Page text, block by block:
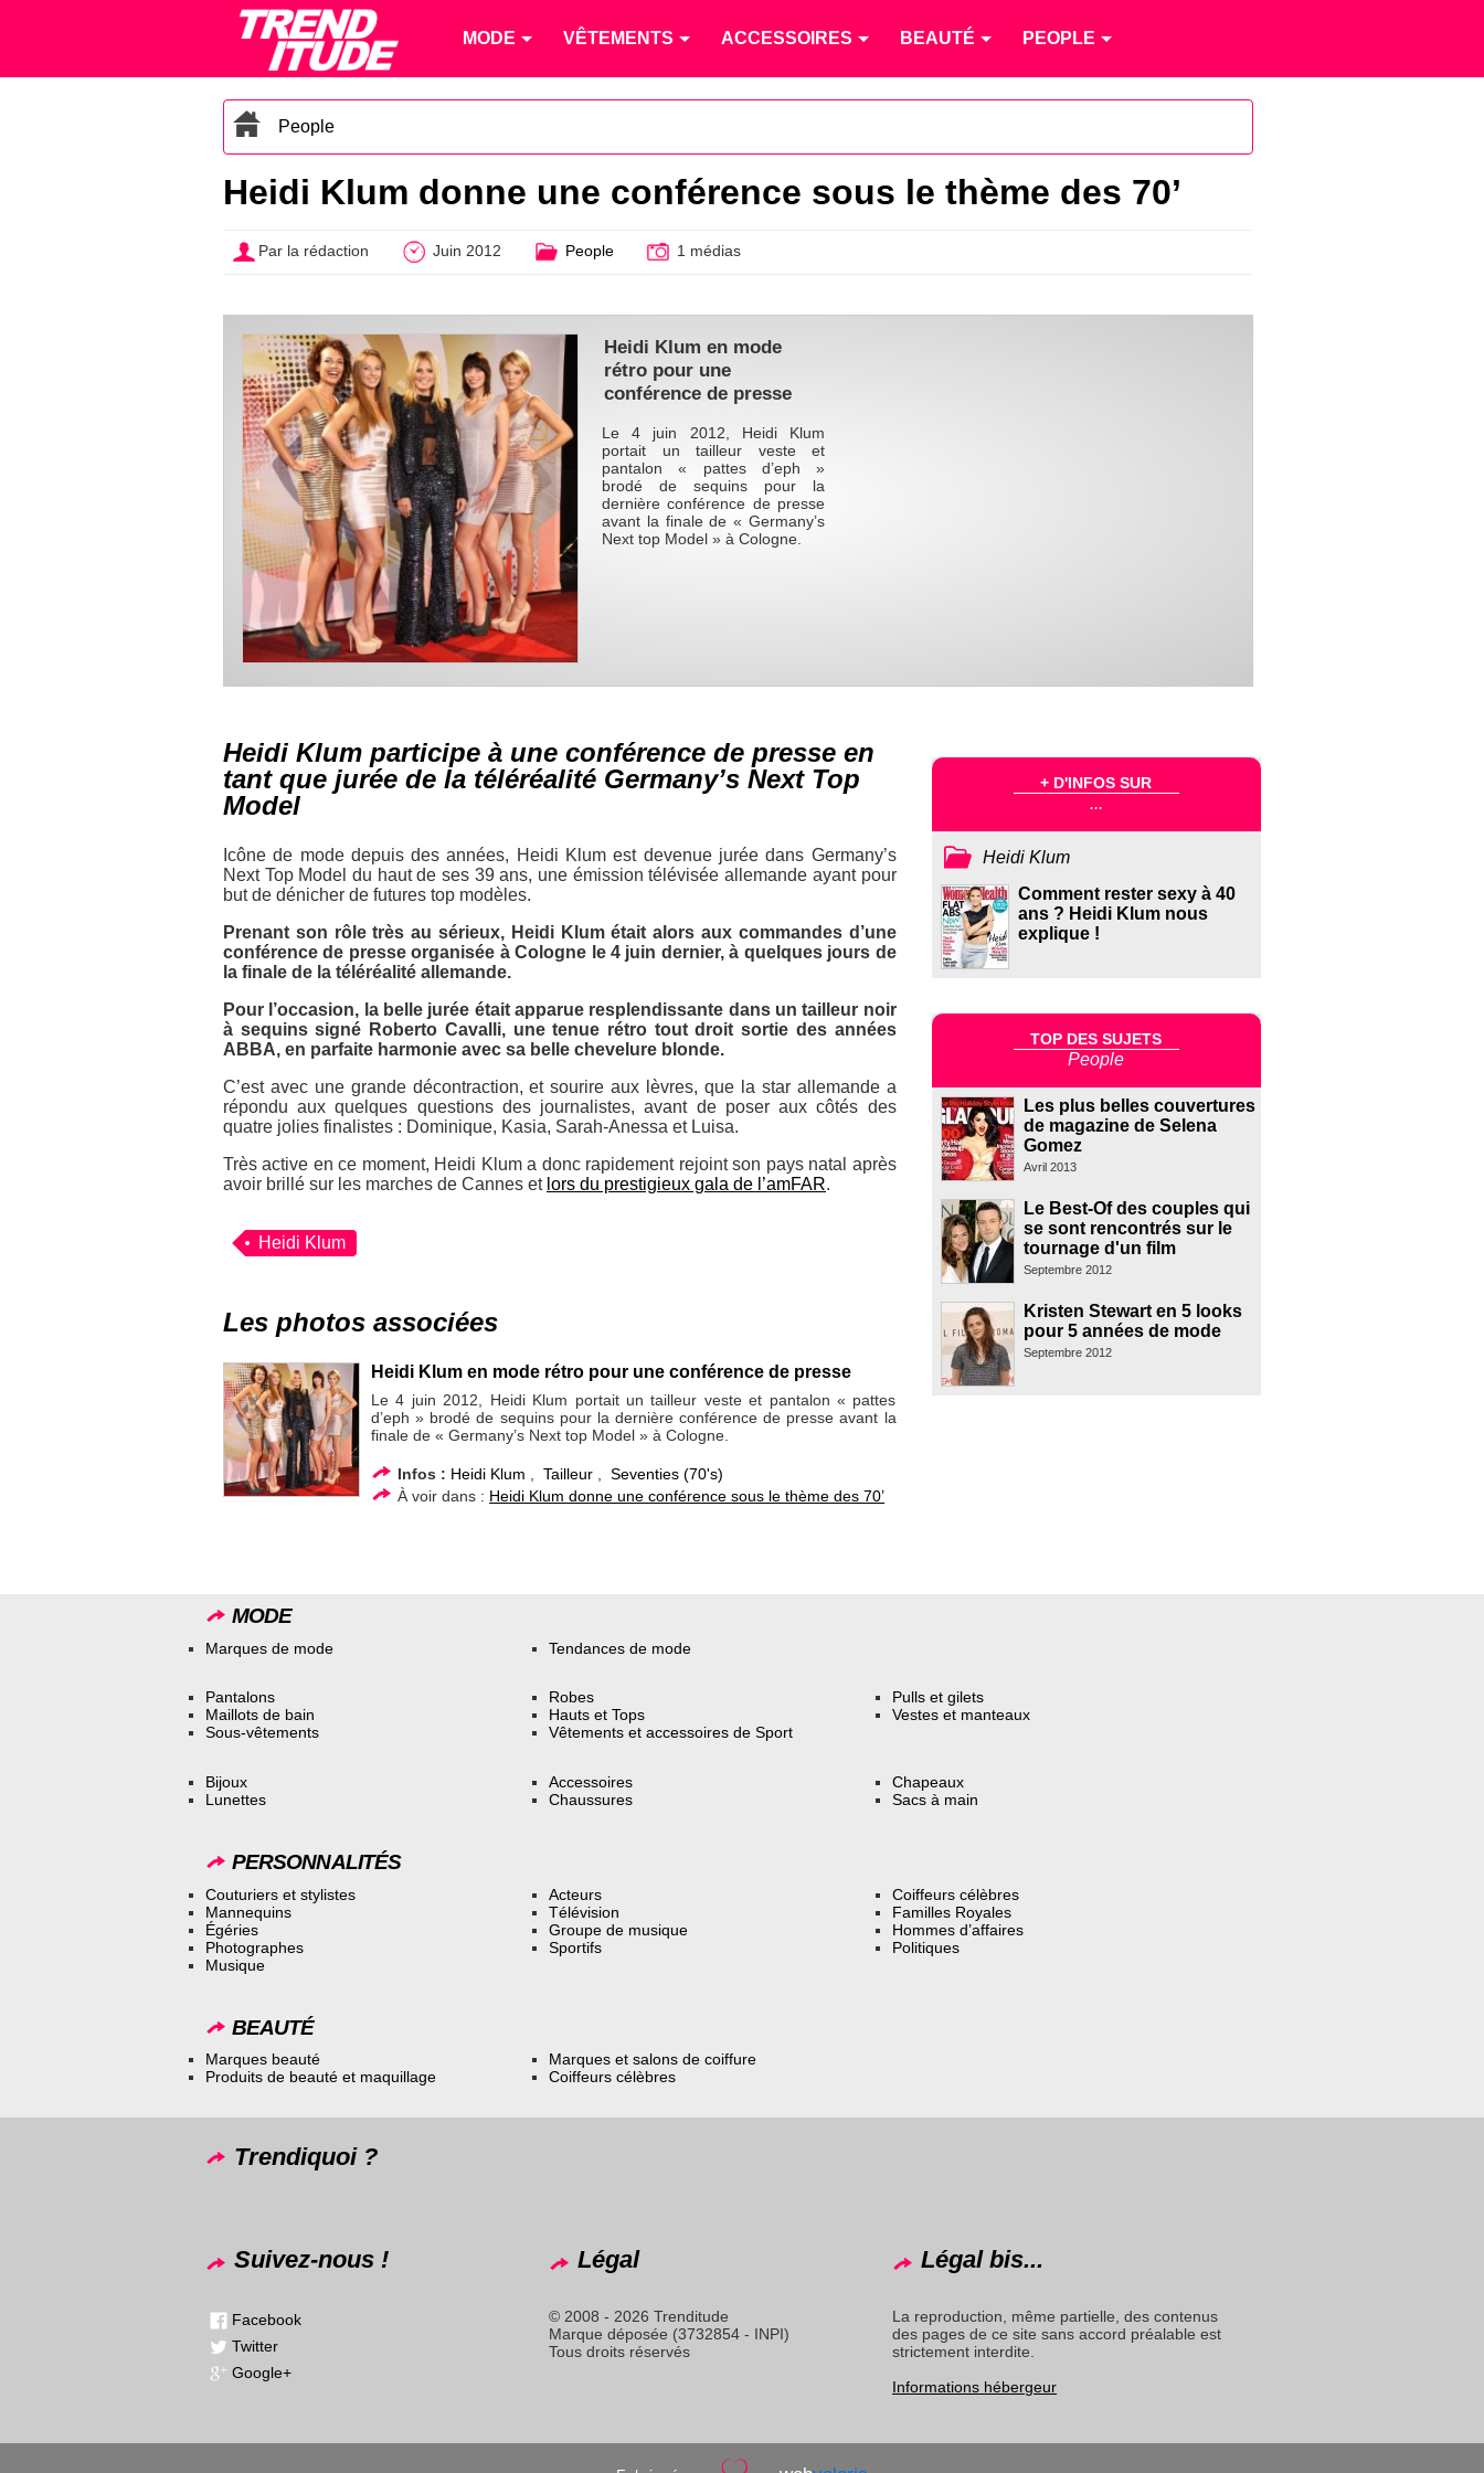
MODE VÊTEMENTS ACCESSOIRES BEAUTÉ PEOPLE
People
Heidi Klum donne une conférence sous le thème des 70’
Par la rédaction Juin 2012 People 1 médias
Heidi Klum en mode
rétro pour une
conférence de presse
Le 4 juin 2012, Heidi Klum
portait un tailleur veste et
pantalon « pattes d’eph »
brodé de sequins pour la
dernière conférence de presse
avant la finale de « Germany’s
Next top Model » à Cologne.
Heidi Klum participe à une conférence de presse en
tant que jurée de la téléréalité Germany’s Next Top
Model
Icône de mode depuis des années, Heidi Klum est devenue jurée dans Germany’s
Next Top Model du haut de ses 39 ans, une émission télévisée allemande ayant pour
but de dénicher de futures top modèles.
Prenant son rôle très au sérieux, Heidi Klum était alors aux commandes d’une
conférence de presse organisée à Cologne le 4 juin dernier, à quelques jours de
la finale de la téléréalité allemande.
Pour l’occasion, la belle jurée était apparue resplendissante dans un tailleur noir
à sequins signé Roberto Cavalli, une tenue rétro tout droit sortie des années
ABBA, en parfaite harmonie avec sa belle chevelure blonde.
C’est avec une grande décontraction, et sourire aux lèvres, que la star allemande a
répondu aux quelques questions des journalistes, avant de poser aux côtés des
quatre jolies finalistes : Dominique, Kasia, Sarah-Anessa et Luisa.
Très active en ce moment, Heidi Klum a donc rapidement rejoint son pays natal après
avoir brillé sur les marches de Cannes et lors du prestigieux gala de l’amFAR.
Heidi Klum
Les photos associées
Heidi Klum en mode rétro pour une conférence de presse
Le 4 juin 2012, Heidi Klum portait un tailleur veste et pantalon « pattes
d’eph » brodé de sequins pour la dernière conférence de presse avant la
finale de « Germany’s Next top Model » à Cologne.
Infos : Heidi Klum ,Tailleur ,Seventies (70's)
À voir dans : Heidi Klum donne une conférence sous le thème des 70’
+ D'INFOS SUR
...
Heidi Klum
Comment rester sexy à 40
ans ? Heidi Klum nous
explique !
TOP DES SUJETS
People
Les plus belles couvertures
de magazine de Selena
Gomez
Avril 2013
Le Best-Of des couples qui
se sont rencontrés sur le
tournage d'un film
Septembre 2012
Kristen Stewart en 5 looks
pour 5 années de mode
Septembre 2012
MODE
Marques de mode Tendances de mode
Pantalons
Maillots de bain
Sous-vêtements
Robes
Hauts et Tops
Vêtements et accessoires de Sport
Pulls et gilets
Vestes et manteaux
Bijoux
Lunettes
Accessoires
Chaussures
Chapeaux
Sacs à main
PERSONNALITÉS
Couturiers et stylistes
Mannequins
Égéries
Photographes
Musique
Acteurs
Télévision
Groupe de musique
Sportifs
Coiffeurs célèbres
Familles Royales
Hommes d’affaires
Politiques
BEAUTÉ
Marques beauté
Produits de beauté et maquillage
Marques et salons de coiffure
Coiffeurs célèbres
Trendiquoi ?
Suivez-nous !
Facebook
Twitter
Google+
Légal
© 2008 - 2026 Trenditude
Marque déposée (3732854 - INPI)
Tous droits réservés
Légal bis...
La reproduction, même partielle, des contenus
des pages de ce site sans accord préalable est
strictement interdite.
Informations hébergeur